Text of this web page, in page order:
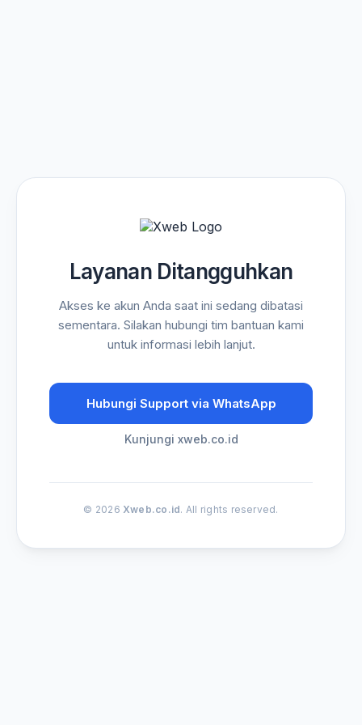
Layanan Ditangguhkan
Akses ke akun Anda saat ini sedang dibatasi
sementara. Silakan hubungi tim bantuan kami
untuk informasi lebih lanjut.
Hubungi Support via WhatsApp
Kunjungi xweb.co.id
© 2026 Xweb.co.id. All rights reserved.